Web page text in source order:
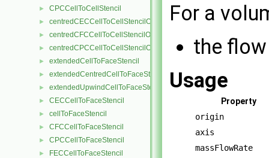
► CPCCellToCellStencil
► centredCECCellToCellStencilObject
► centredCFCCellToCellStencilObject
► centredCPCCellToCellStencilObject
► extendedCellToFaceStencil
► extendedCentredCellToFaceStencil
► extendedUpwindCellToFaceStencil
► CECCellToFaceStencil
► cellToFaceStencil
► CFCCellToFaceStencil
► CPCCellToFaceStencil
► FECCellToFaceStencil
For a
the
Usage
Property
origin
axis
massFlowRate